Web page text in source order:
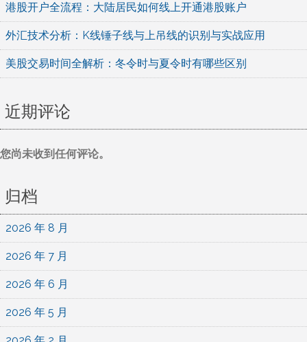
港股开户全流程：大陆居民如何线上开通港股账户
外汇技术分析：K线锤子线与上吊线的识别与实战应用
美股交易时间全解析：冬令时与夏令时有哪些区别
近期评论
您尚未收到任何评论。
归档
2026 年 8 月
2026 年 7 月
2026 年 6 月
2026 年 5 月